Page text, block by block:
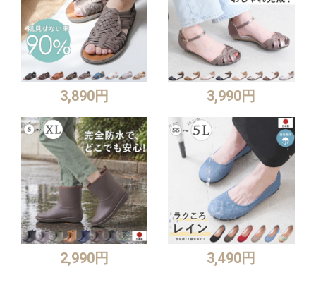
3,890円 3,990円
2,990円 3,490円